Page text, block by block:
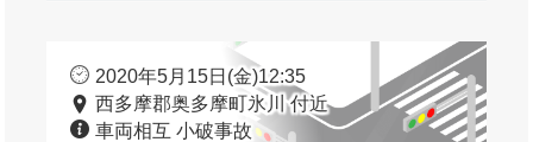
2020年5月15日(金)12:35
西多摩郡奥多摩町氷川 付近
車両相互 小破事故